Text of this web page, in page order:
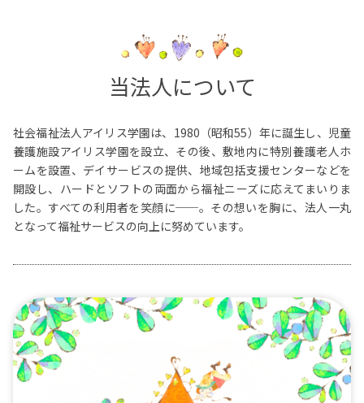
当法人について
社会福祉法人アイリス学園は、1980（昭和55）年に誕生し、児童
養護施設アイリス学園を設立、その後、敷地内に特別養護老人ホ
ームを設置、デイサービスの提供、地域包括支援センターなどを
開設し、ハードとソフトの両面から福祉ニーズに応えてまいりま
した。すべての利用者を笑顔に──。その想いを胸に、法人一丸
となって福祉サービスの向上に努めています。